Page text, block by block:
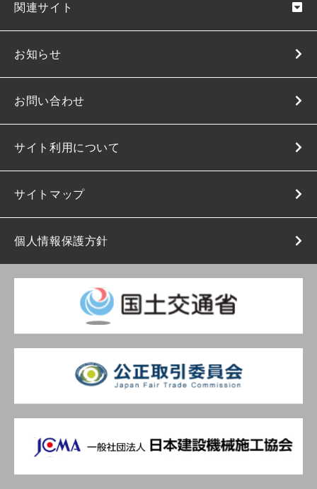
関連サイト
お知らせ
お問い合わせ
サイト利用について
サイトマップ
個人情報保護方針